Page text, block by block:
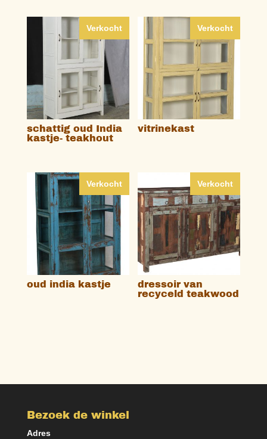
Verkocht
schattig oud India
kastje- teakhout
Verkocht
vitrinekast
Verkocht
oud india kastje
Verkocht
dressoir van
recyceld teakwood
Bezoek de winkel
Adres